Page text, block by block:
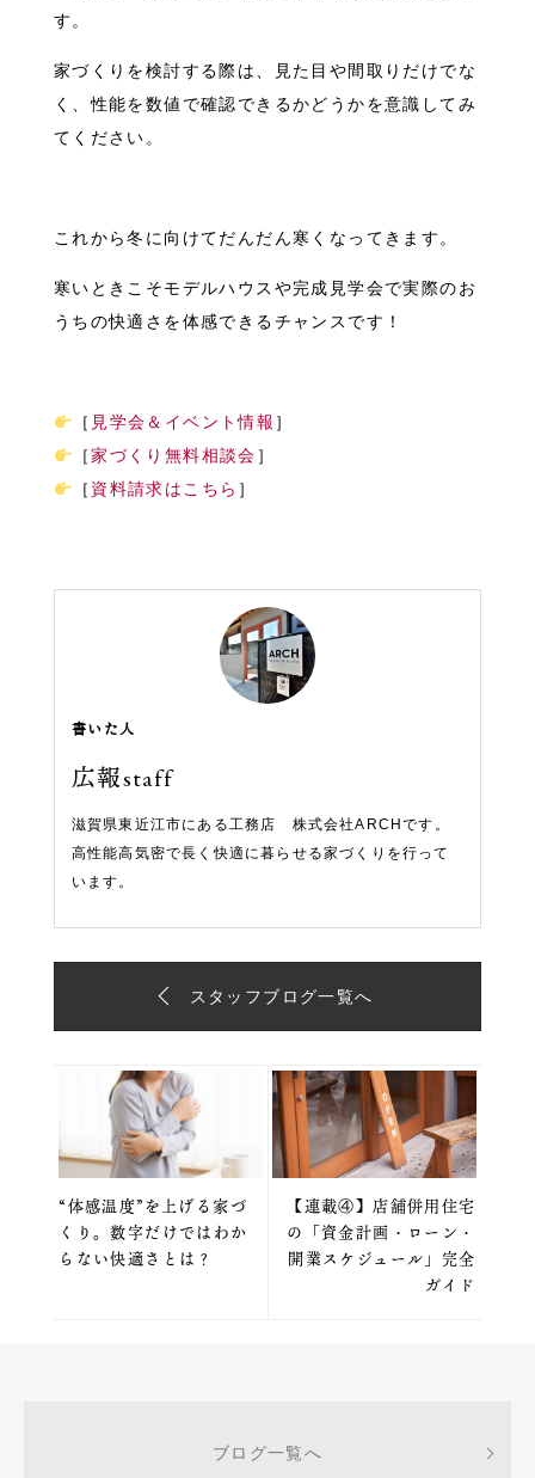
す。
家づくりを検討する際は、見た目や間取りだけでな
く、性能を数値で確認できるかどうかを意識してみ
てください。
これから冬に向けてだんだん寒くなってきます。
寒いときこそモデルハウスや完成見学会で実際のお
うちの快適さを体感できるチャンスです！
［ 見学会＆イベント情報 ］
［家づくり無料相談会 ］
［ 資料請求はこちら ］
書いた人
広報staff
滋賀県東近江市にある工務店 株式会社ARCHです。
高性能高気密で長く快適に暮らせる家づくりを行って
います。
スタッフブログ一覧へ
“体感温度”を上げる家づ
くり。数字だけではわか
らない快適さとは？
【連載④】店舗併用住宅
の「資金計画・ローン・
開業スケジュール」完全
ガイド
ブログ一覧へ